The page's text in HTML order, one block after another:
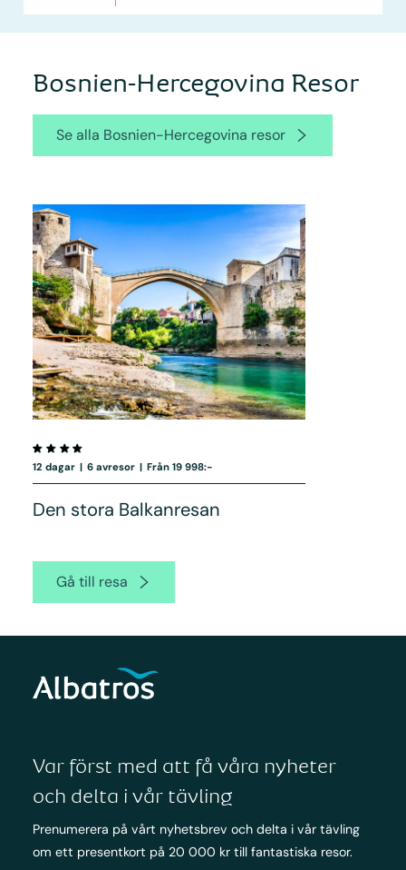
Bosnien-Hercegovina Resor
Se alla Bosnien-Hercegovina resor
12 dagar | 6 avresor | Från 19 998:-
Den stora Balkanresan
Gå till resa
Var först med att få våra nyheter
och delta i vår tävling
Prenumerera på vårt nyhetsbrev och delta i vår tävling
om ett presentkort på 20 000 kr till fantastiska resor.